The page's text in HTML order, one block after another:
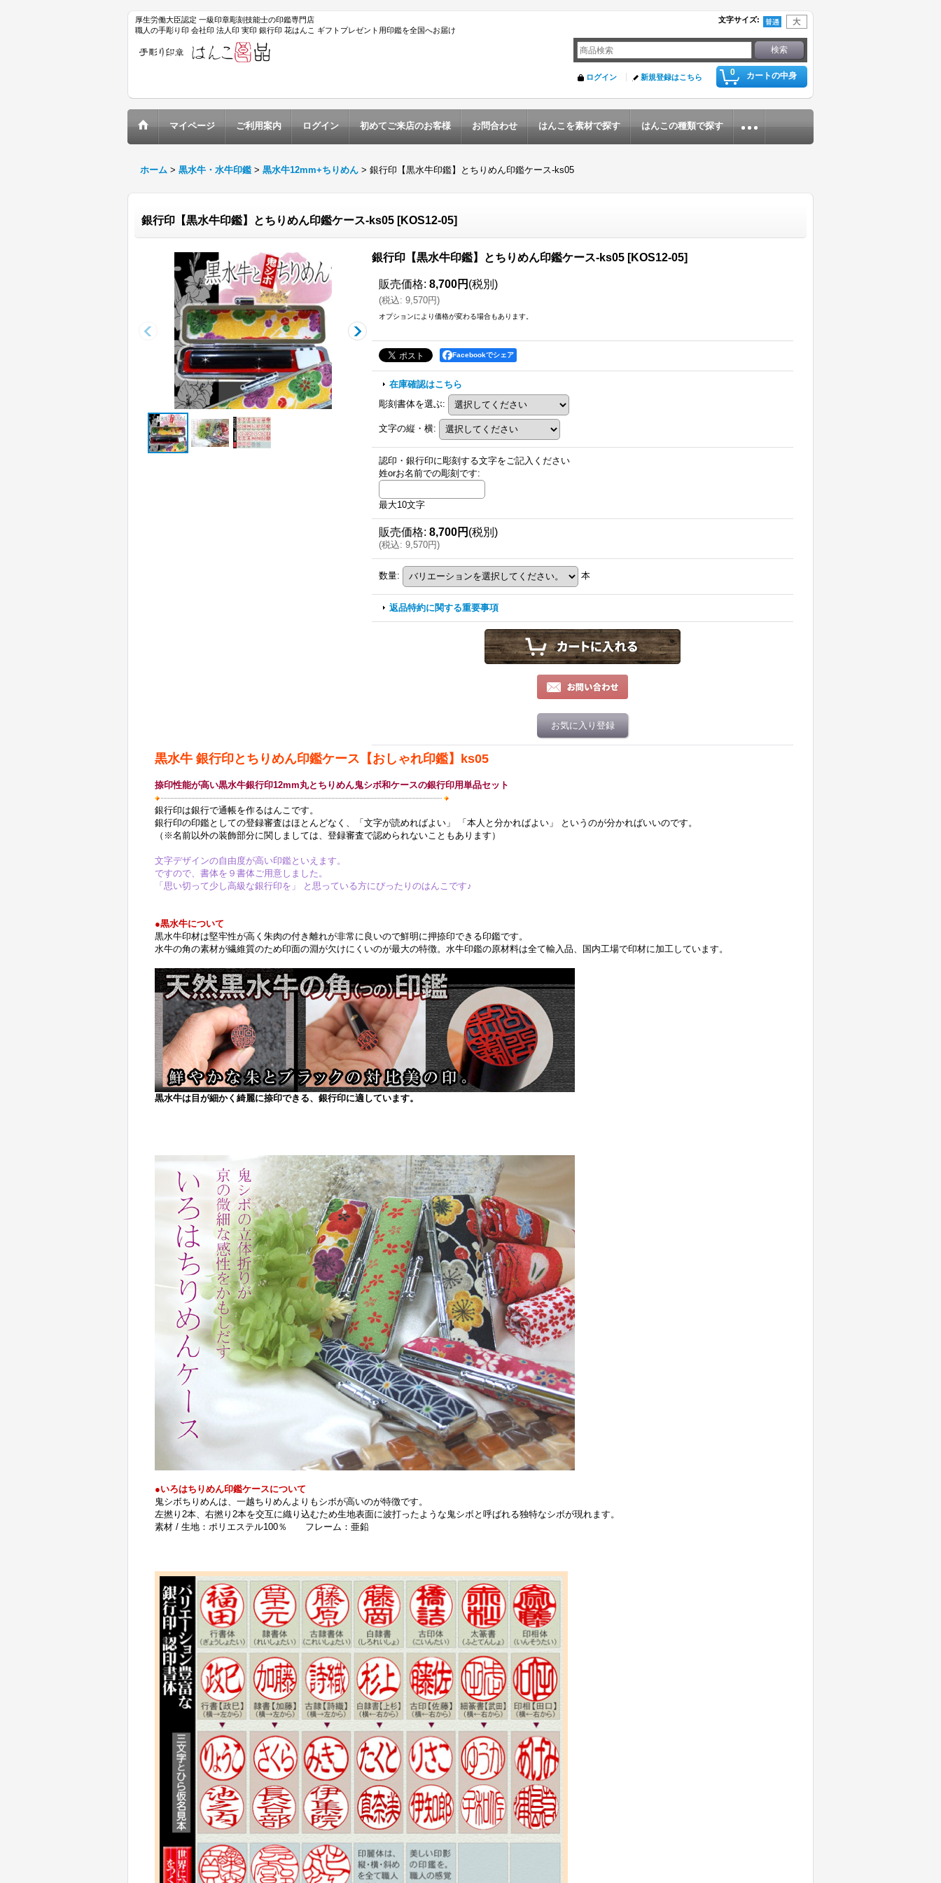
厚生労働大臣認定 一級印章彫刻技能士の印鑑専門店
職人の手彫り印 会社印 法人印 実印 銀行印 花はんこ ギフトプレゼント用印鑑を全国へお届け
文字サイズ:
0 カートの中身
ログイン 新規登録はこちら
マイページ ご利用案内 ログイン 初めてご来店のお客様 お問合わせ はんこを素材で探す はんこの種類で探す
ホーム > 黒水牛・水牛印鑑 > 黒水牛12mm+ちりめん > 銀行印【黒水牛印鑑】とちりめん印鑑ケース-ks05
銀行印【黒水牛印鑑】とちりめん印鑑ケース-ks05 [KOS12-05]
銀行印【黒水牛印鑑】とちりめん印鑑ケース-ks05 [KOS12-05]
販売価格: 8,700円 (税別)
(税込: 9,570円)
オプションにより価格が変わる場合もあります。
Facebookでシェア
在庫確認はこちら
彫刻書体を選ぶ:
文字の縦・横:
認印・銀行印に彫刻する文字をご記入ください
姓orお名前での彫刻です:
最大10文字
販売価格: 8,700円 (税別)
(税込: 9,570円)
数量: 本
返品特約に関する重要事項
お気に入り登録
黒水牛 銀行印とちりめん印鑑ケース【おしゃれ印鑑】ks05
捺印性能が高い黒水牛銀行印12mm丸とちりめん鬼シボ和ケースの銀行印用単品セット
銀行印は銀行で通帳を作るはんこです。
銀行印の印鑑としての登録審査はほとんどなく、「文字が読めればよい」 「本人と分かればよい」 というのが分かればいいのです。
（※名前以外の装飾部分に関しましては、登録審査で認められないこともあります）
文字デザインの自由度が高い印鑑といえます。
ですので、書体を９書体ご用意しました。
「思い切って少し高級な銀行印を」 と思っている方にぴったりのはんこです♪
●黒水牛について
黒水牛印材は堅牢性が高く朱肉の付き離れが非常に良いので鮮明に押捺印できる印鑑です。
水牛の角の素材が繊維質のため印面の淵が欠けにくいのが最大の特徴。水牛印鑑の原材料は全て輸入品、国内工場で印材に加工しています。
黒水牛は目が細かく綺麗に捺印できる、銀行印に適しています。
●いろはちりめん印鑑ケースについて
鬼シボちりめんは、一越ちりめんよりもシボが高いのが特徴です。
左撚り2本、右撚り2本を交互に織り込むため生地表面に波打ったような鬼シボと呼ばれる独特なシボが現れます。
素材 / 生地：ポリエステル100％ フレーム：亜鉛